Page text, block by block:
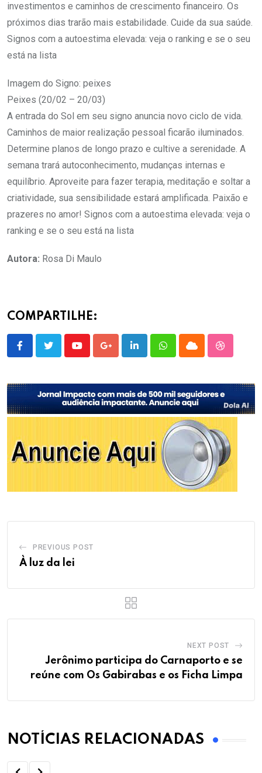
investimentos e caminhos de crescimento financeiro. Os
próximos dias trarão mais estabilidade. Cuide da sua saúde.
Signos com a autoestima elevada: veja o ranking e se o seu
está na lista
Imagem do Signo: peixes
Peixes (20/02 – 20/03)
A entrada do Sol em seu signo anuncia novo ciclo de vida.
Caminhos de maior realização pessoal ficarão iluminados.
Determine planos de longo prazo e cultive a serenidade. A
semana trará autoconhecimento, mudanças internas e
equilíbrio. Aproveite para fazer terapia, meditação e soltar a
criatividade, sua sensibilidade estará amplificada. Paixão e
prazeres no amor! Signos com a autoestima elevada: veja o
ranking e se o seu está na lista
Autora: Rosa Di Maulo
COMPARTILHE:
YoutubeGoogle+LinkedInWhatsappCloud
PREVIOUS POST
À luz da lei
NEXT POST
Jerônimo participa do Carnaporto e se
reúne com Os Gabirabas e os Ficha Limpa
NOTÍCIAS RELACIONADAS